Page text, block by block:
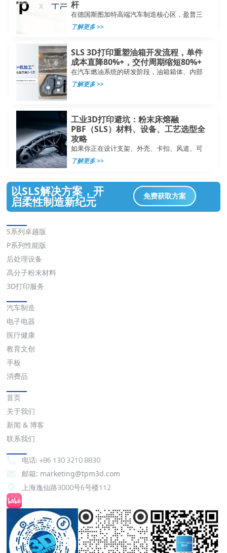
杆
在德国斯图加特高端汽车制造核心区，盈普三
了解更多 >>
SLS 3D打印重塑油箱开发流程，单件
成本直降80%+，交付周期缩短80%+
在汽车燃油系统的研发阶段，油箱箱体、内部
了解更多 >>
工业3D打印避坑：粉末床熔融
PBF（SLS）材料、设备、工艺选型全
攻略
如果你正在设计支架、外壳、卡扣、风道、可
了解更多 >>
以SLS解决方案，开
启柔性制造新纪元 免费获取方案
S系列卓越版
P系列性能版
后处理设备
高分子粉末材料
3D打印服务
汽车制造
电子电器
医疗健康
教育文创
手板
消费品
首页
关于我们
新闻 & 博客
联系我们
电话: +86 130 3210 8830
邮箱: marketing@tpm3d.com
上海逸仙路3000号6号楼112